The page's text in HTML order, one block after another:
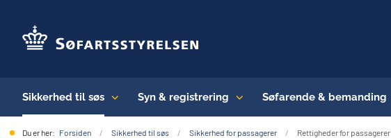
Sikkerhed til søs Syn & registrering Søfarende & bemanding
Du er her: Forsiden Sikkerhed til søs Sikkerhed for passagerer Rettigheder for passagerer